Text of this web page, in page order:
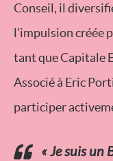
Conseil, il
l’impulsion créée
tant que Capitale
Associé à Eric
participer
« Je suis un